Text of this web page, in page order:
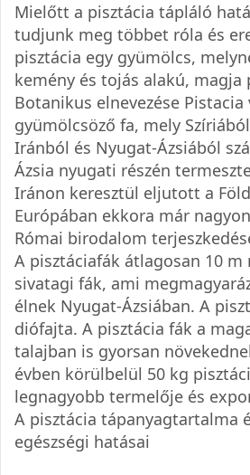
Mielőtt a pisztácia tápláló
tudjunk meg többet róla és
pisztácia egy gyümölcs,
kemény és tojás alakú, magja
Botanikus elnevezése Pistacia
gyümölcsöző fa, mely
Iránból és Nyugat-Ázsiából
Ázsia nyugati részén
Iránon keresztül eljutott a
Európában ekkora már
Római birodalom
A pisztáciafák átlagosan 10 m
sivatagi fák, ami
élnek Nyugat-Ázsiában. A
diófajta. A pisztácia fák a
talajban is gyorsan
évben körülbelül 50 kg
legnagyobb termelője és
A pisztácia tápanyagtartalma
egészségi hatásai